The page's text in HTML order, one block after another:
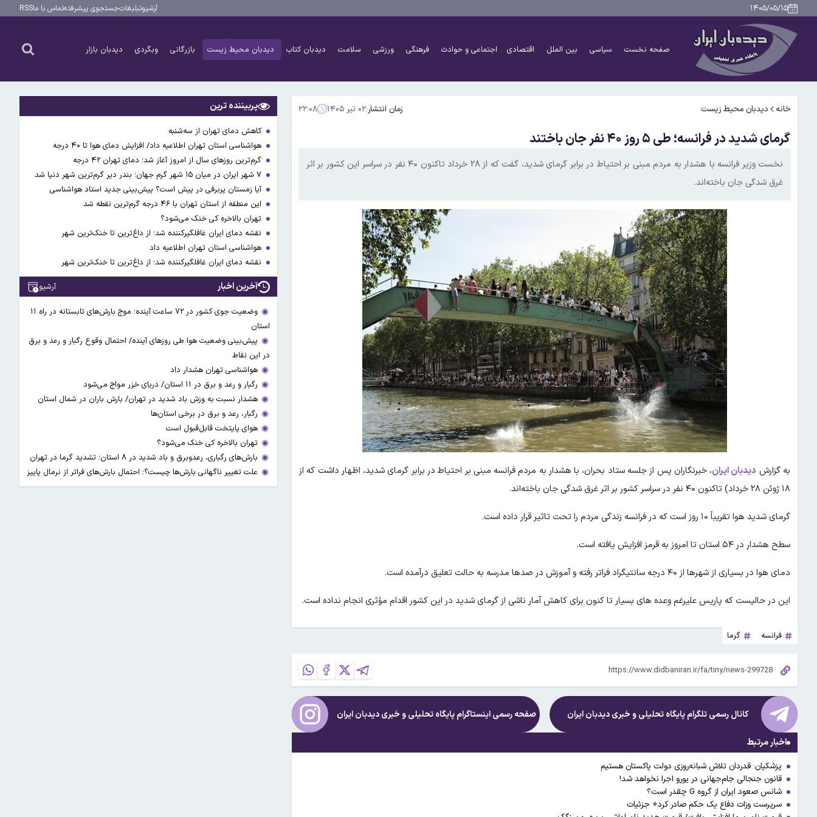
۱۴۰۵/۰۵/۱۵ آرشیوتبلیغاتجستجوی پیشرفتهتماس با ماRSS
صفحه نخست سیاسی بین الملل اقتصادی اجتماعی و حوادث فرهنگی ورزشی سلامت دیدبان کتاب دیدبان محیط زیست بازرگانی وبگردی دیدبان بازار
خانه دیدبان محیط زیست زمان انتشار:۰۲ تیر ۱۴۰۵ ۲۲:۰۸
گرمای شدید در فرانسه؛ طی ۵ روز ۴۰ نفر جان باختند
نخست وزیر فرانسه با هشدار به مردم مبنی بر احتیاط در برابر گرمای شدید، گفت که از ۲۸ خرداد تاکنون ۴۰ نفر در سراسر این کشور بر اثر
غرق شدگی جان باخته‌اند.
به گزارش دیدبان ایران،خبرنگاران پس از جلسه ستاد بحران، با هشدار به مردم فرانسه مبنی بر احتیاط در برابر گرمای شدید، اظهار داشت که از
۱۸ ژوئن ۲۸ خرداد) تاکنون ۴۰ نفر در سراسر کشور بر اثر غرق شدگی جان باخته‌اند.
گرمای شدید هوا تقریباً ۱۰ روز است که در فرانسه زندگی مردم را تحت تاثیر قرار داده است.
سطح هشدار در ۵۴ استان تا امروز به قرمز افزایش یافته است.
دمای هوا در بسیاری از شهرها از ۴۰ درجه سانتیگراد فراتر رفته و آموزش در صدها مدرسه به حالت تعلیق درآمده‌ است.
این در حالیست که پاریس علیرغم وعده های بسیار تا کنون برای کاهش آمار ناشی از گرمای شدید در این کشور اقدام مؤثری انجام نداده است.
فرانسه گرما
کانال رسمی تلگرام پایگاه تحلیلی و خبریدیدبان ایران صفحه رسمی اینستاگرام پایگاه تحلیلی و خبریدیدبان ایران
اخبار مرتبط
پزشکیان: قدردان تلاش شبانه‌روزی دولت پاکستان هستیم
قانون جنجالی جام‌جهانی در یورو اجرا نخواهد شد!
شانس صعود ایران از گروه G چقدر است؟
سرپرست وزات دفاع یک حکم صادر کرد+ جزئیات
پربیننده ترین
کاهش دمای تهران از سه‌شنبه
هواشناسی استان تهران اطلاعیه داد/ افزایش دمای هوا تا ۴۰ درجه
گرم‌ترین روزهای سال از امروز آغاز شد؛ دمای تهران ۴۲ درجه
آیا زمستان پربرفی در پیش است؟ پیش‌بینی جدید استاد هواشناسی
این منطقه از استان تهران با ۴۶ درجه گرم‌ترین نقطه شد
تهران بالاخره کی خنک می‌شود؟
نقشه دمای ایران غافلگیرکننده شد؛ از داغ‌ترین تا خنک‌ترین شهر
هواشناسی استان تهران اطلاعیه داد
نقشه دمای ایران غافلگیرکننده شد؛ از داغ‌ترین تا خنک‌ترین شهر
آخرین اخبار آرشیو
وضعیت جوی کشور در ۷۲ ساعت آینده؛ موج بارش‌های تابستانه در راه ۱۱
استان
پیش‌بینی وضعیت هوا طی روزهای آینده/ احتمال وقوع رگبار و رعد و برق
در این نقاط
هواشناسی تهران هشدار داد
رگبار و رعد و برق در ۱۱ استان‌/ دریای خزر مواج می‌شود
هشدار نسبت به وزش باد شدید در تهران/ بارش باران در شمال استان
رگبار، رعد و برق در برخی استان‌ها
هوای پایتخت قابل‌قبول است
تهران بالاخره کی خنک می‌شود؟
بارش‌های رگباری، رعدوبرق و باد شدید در ۸ استان؛ تشدید گرما در تهران
علت تغییر ناگهانی بارش‌ها چیست؟؛ احتمال بارش‌های فراتر از نرمال پاییز